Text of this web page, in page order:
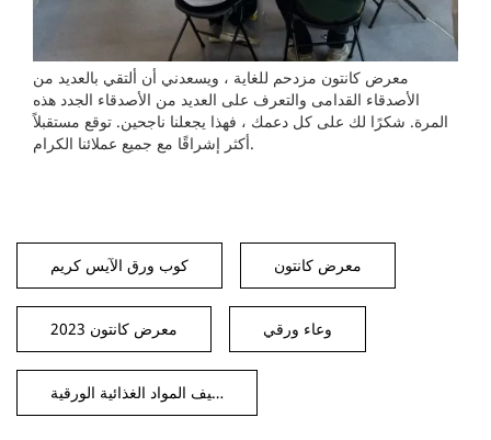
معرض كانتون مزدحم للغاية ، ويسعدني أن ألتقي بالعديد من
الأصدقاء القدامى والتعرف على العديد من الأصدقاء الجدد هذه
المرة. شكرًا لك على كل دعمك ، فهذا يجعلنا ناجحين. توقع مستقبلاً
أكثر إشراقًا مع جميع عملائنا الكرام.
كوب ورق الآيس كريم معرض كانتون
معرض كانتون 2023 وعاء ورقي
تغليف المواد الغذائية الورقية